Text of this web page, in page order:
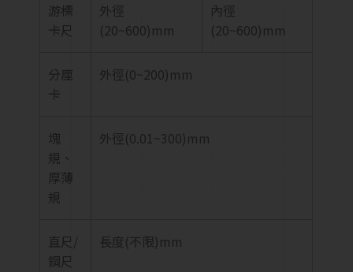
游標
卡尺
外徑
(20~600)mm
內徑
(20~600)mm
分厘
卡
外徑(0~200)mm
塊
規、
厚薄
規
外徑(0.01~300)mm
直尺/
鋼尺
長度(不限)mm